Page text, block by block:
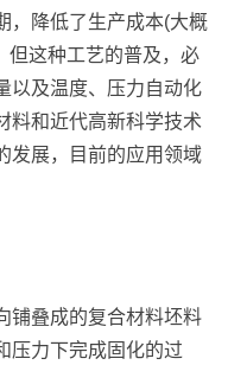
，降低了生产成本(大概
但这种工艺的普及，必
以及温度、压力自动化
料和近代高新科学技术
发展，目前的应用领域
铺叠成的复合材料坯料
压力下完成固化的过